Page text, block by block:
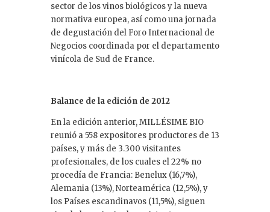
sector de los vinos biológicos y la nueva
normativa europea, así como una jornada
de degustación del Foro Internacional de
Negocios coordinada por el departamento
vinícola de Sud de France.
Balance de la edición de 2012
En la edición anterior, MILLÉSIME BIO
reunió a 558 expositores productores de 13
países, y más de 3.300 visitantes
profesionales, de los cuales el 22% no
procedía de Francia: Benelux (16,7%),
Alemania (13%), Norteamérica (12,5%), y
los Países escandinavos (11,5%), siguen